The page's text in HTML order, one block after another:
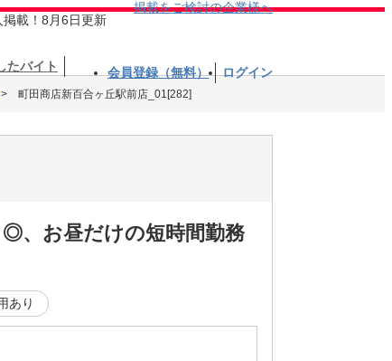
掲載！8月6日更新
掲載をご検討の企業様へ
たバイト 会員登録（無料） ログイン
町田商店新百合ヶ丘駅前店_01[282]
、お昼だけの短時間勤務
あり